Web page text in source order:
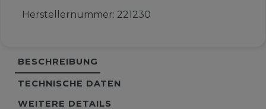
Herstellernummer: 221230
BESCHREIBUNG
TECHNISCHE DATEN
WEITERE DETAILS